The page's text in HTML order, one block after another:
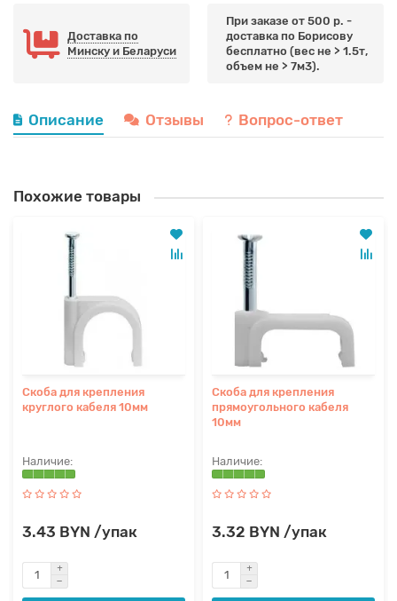
Доставка по
Минску и Беларуси
При заказе от 500 р. -
доставка по Борисову
бесплатно (вес не > 1.5т,
объем не > 7м3).
Описание Отзывы Вопрос-ответ
Похожие товары
Скоба для крепления
круглого кабеля 10мм
3.43 BYN /упак
Скоба для крепления
прямоугольного кабеля
10мм
3.32 BYN /упак